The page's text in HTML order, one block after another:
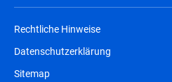
Rechtliche Hinweise
Datenschutzerklärung
Sitemap